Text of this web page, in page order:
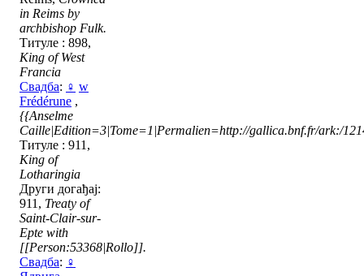
in Reims by
archbishop Fulk.
Титуле : 898,
King of West
Francia
Свадба: ♀ w
Frédérune ,
{{Anselme
Caille|Edition=3|Tome=1|Permalien=http://gallica.bnf.fr/ark:/
Титуле : 911,
King of
Lotharingia
Други догађај:
911, Treaty of
Saint-Clair-sur-
Epte with
[[Person:53368|Rollo]].
Свадба: ♀